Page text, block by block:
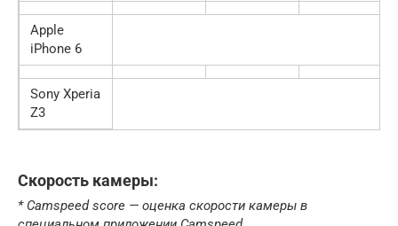
Apple
iPhone 6
Sony Xperia
Z3
Скорость камеры:
* Camspeed score — оценка скорости камеры в